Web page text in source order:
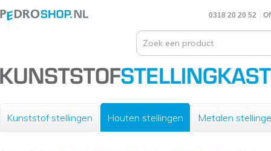
0318 20 20 52
Kunststof stellingen Houten stellingen Metalen